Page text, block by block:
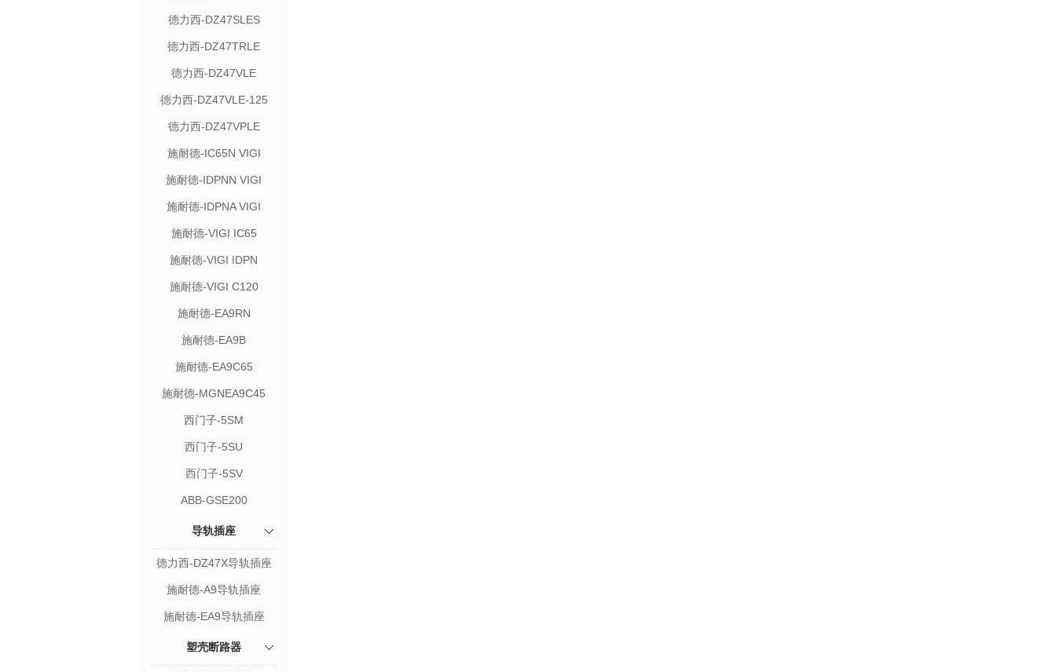
德力西-DZ47SLES
德力西-DZ47TRLE
德力西-DZ47VLE
德力西-DZ47VLE-125
德力西-DZ47VPLE
施耐德-IC65N VIGI
施耐德-IDPNN VIGI
施耐德-IDPNA VIGI
施耐德-VIGI IC65
施耐德-VIGI IDPN
施耐德-VIGI C120
施耐德-EA9RN
施耐德-EA9B
施耐德-EA9C65
施耐德-MGNEA9C45
西门子-5SM
西门子-5SU
西门子-5SV
ABB-GSE200
导轨插座
德力西-DZ47X导轨插座
施耐德-A9导轨插座
施耐德-EA9导轨插座
塑壳断路器